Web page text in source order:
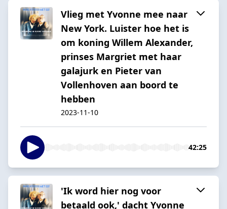
Vlieg met Yvonne mee naar
New York. Luister hoe het is
om koning Willem Alexander,
prinses Margriet met haar
galajurk en Pieter van
Vollenhoven aan boord te
hebben
2023-11-10
42:25
'Ik word hier nog voor
betaald ook,' dacht Yvonne